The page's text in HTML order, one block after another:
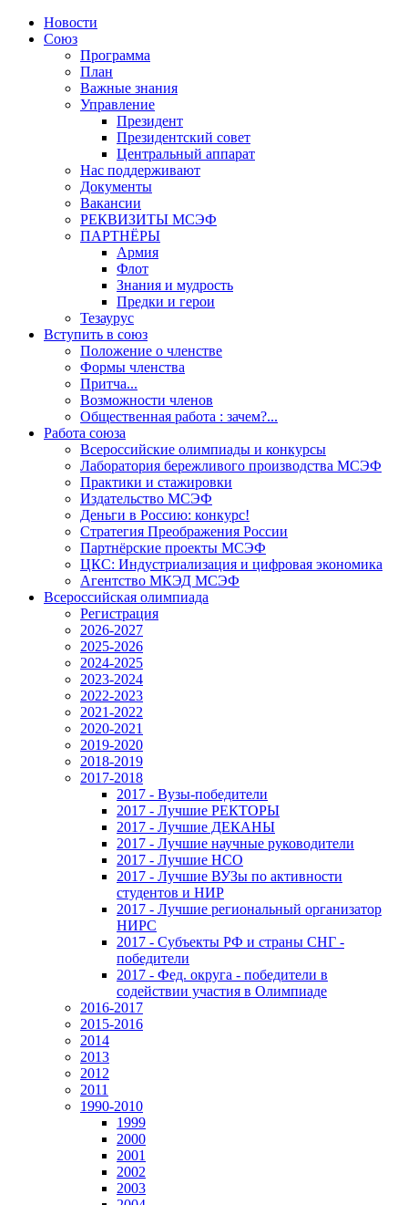
Новости
Союз
Программа
План
Важные знания
Управление
Президент
Президентский совет
Центральный аппарат
Нас поддерживают
Документы
Вакансии
РЕКВИЗИТЫ МСЭФ
ПАРТНЁРЫ
Армия
Флот
Знания и мудрость
Предки и герои
Тезаурус
Вступить в союз
Положение о членстве
Формы членства
Притча...
Возможности членов
Общественная работа : зачем?...
Работа союза
Всероссийские олимпиады и конкурсы
Лаборатория бережливого производства МСЭФ
Практики и стажировки
Издательство МСЭФ
Деньги в Россию: конкурс!
Стратегия Преображения России
Партнёрские проекты МСЭФ
ЦКС: Индустриализация и цифровая экономика
Агентство МКЭД МСЭФ
Всероссийская олимпиада
Регистрация
2026-2027
2025-2026
2024-2025
2023-2024
2022-2023
2021-2022
2020-2021
2019-2020
2018-2019
2017-2018
2017 - Вузы-победители
2017 - Лучшие РЕКТОРЫ
2017 - Лучшие ДЕКАНЫ
2017 - Лучшие научные руководители
2017 - Лучшие НСО
2017 - Лучшие ВУЗы по активности
студентов и НИР
2017 - Лучшие региональный организатор
НИРС
2017 - Субъекты РФ и страны СНГ -
победители
2017 - Фед. округа - победители в
содействии участия в Олимпиаде
2016-2017
2015-2016
2014
2013
2012
2011
1990-2010
1999
2000
2001
2002
2003